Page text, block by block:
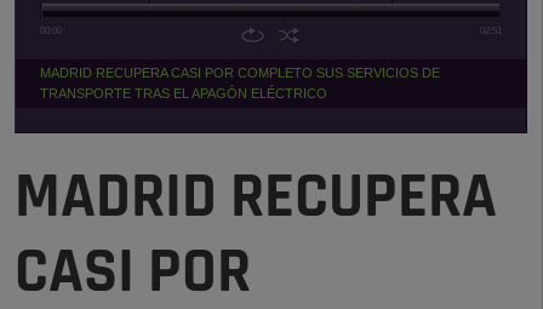
00:00 02:51
MADRID RECUPERA CASI POR COMPLETO SUS SERVICIOS DE
TRANSPORTE TRAS EL APAGÓN ELÉCTRICO
MADRID RECUPERA
CASI POR